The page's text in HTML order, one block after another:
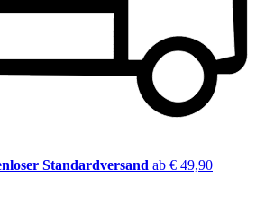
Standardversand ab € 49,90